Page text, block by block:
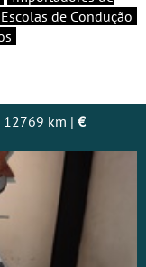
Escolas de Condução
12769 km | €